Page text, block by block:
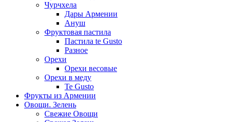
Чурчхела
Дары Армении
Ануш
Фруктовая пастила
Пастила te Gusto
Разное
Орехи
Орехи весовые
Орехи в меду
Te Gusto
Фрукты из Армении
Овощи. Зелень
Свежие Овощи